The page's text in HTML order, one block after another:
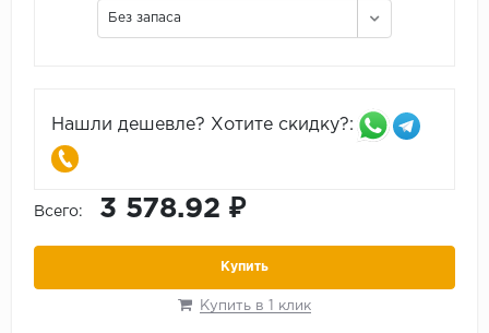
Без запаса
Нашли дешевле? Хотите скидку?:
Всего: 3 578.92 ₽
Купить
Купить в 1 клик